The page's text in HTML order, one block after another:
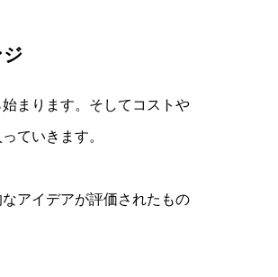
まります。そしてコストや
ていきます。
アイデアが評価されたもの